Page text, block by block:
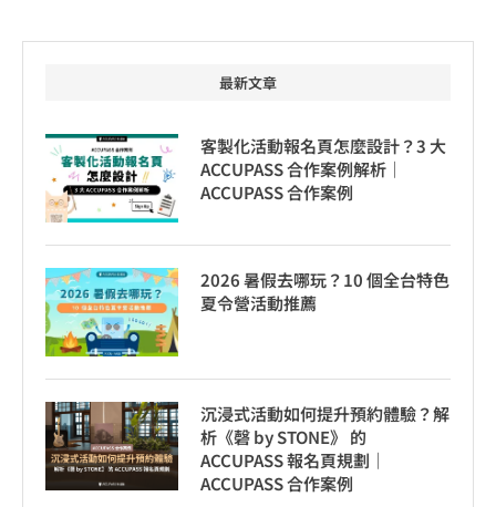
最新文章
客製化活動報名頁怎麼設計？3 大
ACCUPASS 合作案例解析｜
ACCUPASS 合作案例
2026 暑假去哪玩？10 個全台特色
夏令營活動推薦
沉浸式活動如何提升預約體驗？解
析《磬 by STONE》 的
ACCUPASS 報名頁規劃｜
ACCUPASS 合作案例